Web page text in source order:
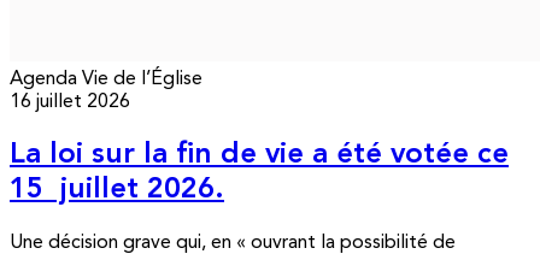
Agenda Vie de l’Église
16 juillet 2026
La loi sur la fin de vie a été votée ce
15 juillet 2026.
Une décision grave qui, en « ouvrant la possibilité de